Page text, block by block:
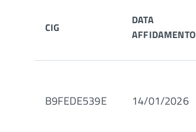
CIG
DATA
AFFIDAMENTO
B9FEDE539E 14/01/2026